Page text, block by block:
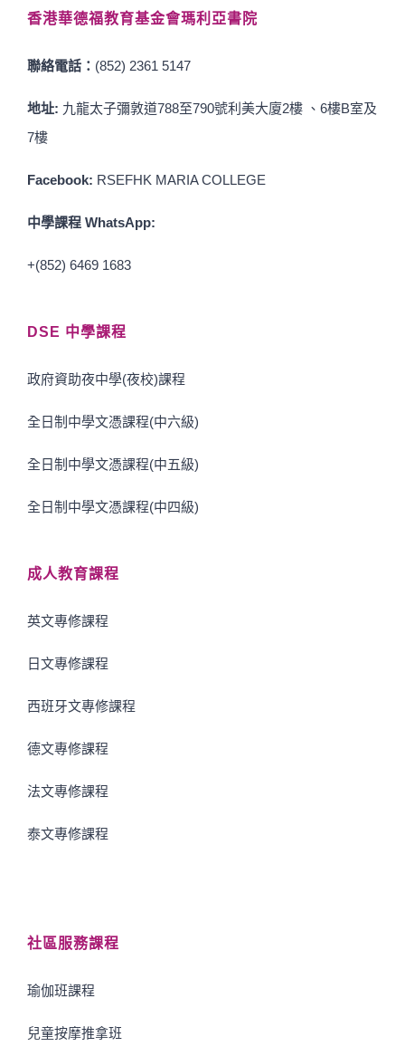
香港華德福教育基金會瑪利亞書院
聯絡電話： (852) 2361 5147
地址: 九龍太子彌敦道788至790號利美大廈2樓 、6樓B室及
7樓
Facebook: RSEFHK MARIA COLLEGE
中學課程 WhatsApp:
+(852) 6469 1683
DSE 中學課程
政府資助夜中學(夜校)課程
全日制中學文憑課程(中六級)
全日制中學文憑課程(中五級)
全日制中學文憑課程(中四級)
成人教育課程
英文專修課程
日文專修課程
西班牙文專修課程
德文專修課程
法文專修課程
泰文專修課程
社區服務課程
瑜伽班課程
兒童按摩推拿班